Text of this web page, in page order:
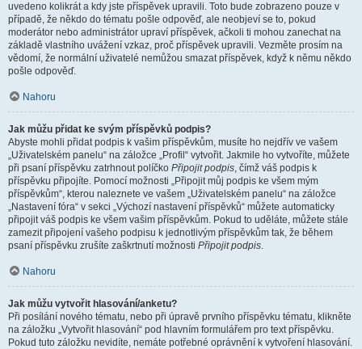
uvedeno kolikrát a kdy jste příspěvek upravili. Toto bude zobrazeno pouze v
případě, že někdo do tématu pošle odpověď, ale neobjeví se to, pokud
moderátor nebo administrátor upraví příspěvek, ačkoli ti mohou zanechat na
základě vlastního uvážení vzkaz, proč příspěvek upravili. Vezměte prosím na
vědomí, že normální uživatelé nemůžou smazat příspěvek, když k němu někdo
pošle odpověď.
Nahoru
Jak můžu přidat ke svým příspěvků podpis?
Abyste mohli přidat podpis k vašim příspěvkům, musíte ho nejdřív ve vašem
„Uživatelském panelu“ na záložce „Profil“ vytvořit. Jakmile ho vytvoříte, můžete
při psaní příspěvku zatrhnout políčko Připojit podpis, čímž váš podpis k
příspěvku připojíte. Pomocí možnosti „Připojit můj podpis ke všem mým
příspěvkům“, kterou naleznete ve vašem „Uživatelském panelu“ na záložce
„Nastavení fóra“ v sekci „Výchozí nastavení příspěvků“ můžete automaticky
připojit váš podpis ke všem vašim příspěvkům. Pokud to uděláte, můžete stále
zamezit připojení vašeho podpisu k jednotlivým příspěvkům tak, že během
psaní příspěvku zrušíte zaškrtnutí možnosti Připojit podpis.
Nahoru
Jak můžu vytvořit hlasování/anketu?
Při posílání nového tématu, nebo při úpravě prvního příspěvku tématu, klikněte
na záložku „Vytvořit hlasování“ pod hlavním formulářem pro text příspěvku.
Pokud tuto záložku nevidíte, nemáte potřebné oprávnění k vytvoření hlasování.